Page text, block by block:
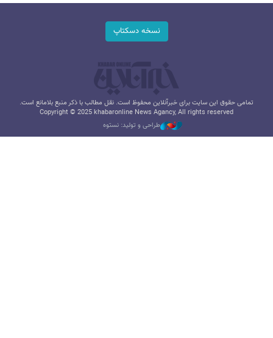
نسخه دسکتاپ
تمامی حقوق این سایت برای خبرآنلاین محفوظ است. نقل مطالب با ذکر منبع بلامانع است.
Copyright © 2025 khabaronline News Agancy, All rights reserved
طراحی و تولید: نستوه